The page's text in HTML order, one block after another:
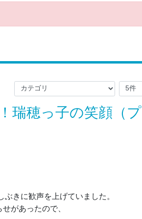
瑞穂っ子の笑顔（プ
きに歓声を上げていました。
があったので、